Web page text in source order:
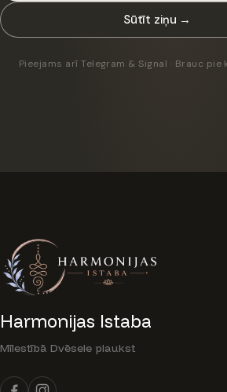
Sūtīt ziņu →
Pieejams arī Telegram & Signal · Brauc pie
Harmonijas Istaba
Mīlestībā Dvēsele plaukst